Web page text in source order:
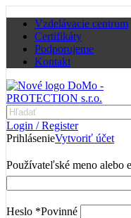
Vzdelávacie centrum
Certifikáty
Podporujeme
Kontakt
Login / Register
PrihlásenieVytvoriť účet
Používateľské meno alebo
Heslo *Povinné